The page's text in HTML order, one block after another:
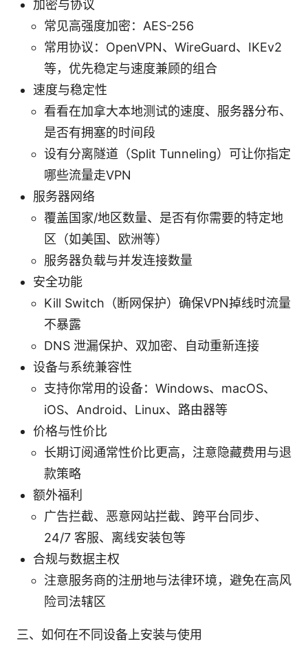
加密与协议
常见高强度加密：AES-256
常用协议：OpenVPN、WireGuard、IKEv2
等，优先稳定与速度兼顾的组合
速度与稳定性
看看在加拿大本地测试的速度、服务器分布、
是否有拥塞的时间段
设有分离隧道（Split Tunneling）可让你指定
哪些流量走VPN
服务器网络
覆盖国家/地区数量、是否有你需要的特定地
区（如美国、欧洲等）
服务器负载与并发连接数量
安全功能
Kill Switch（断网保护）确保VPN掉线时流量
不暴露
DNS 泄漏保护、双加密、自动重新连接
设备与系统兼容性
支持你常用的设备：Windows、macOS、
iOS、Android、Linux、路由器等
价格与性价比
长期订阅通常性价比更高，注意隐藏费用与退
款策略
额外福利
广告拦截、恶意网站拦截、跨平台同步、
24/7 客服、离线安装包等
合规与数据主权
注意服务商的注册地与法律环境，避免在高风
险司法辖区
三、如何在不同设备上安装与使用